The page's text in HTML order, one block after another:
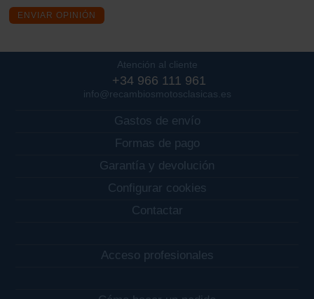
ENVIAR OPINIÓN
Atención al cliente
+34 966 111 961
info@recambiosmotosclasicas.es
Gastos de envío
Formas de pago
Garantía y devolución
Configurar cookies
Contactar
Acceso profesionales